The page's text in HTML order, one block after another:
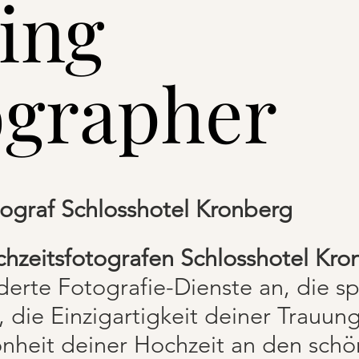
Schlosshotel Kronberg
Schlosshotel
Fotografie-Dienste an, die
die Einzigartigkeit deiner
deiner Hochzeit an den